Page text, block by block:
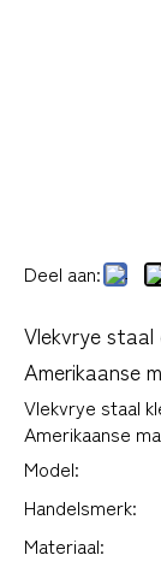
Deel aan:
Vlekvrye staal
Amerikaanse
Vlekvrye staal
Amerikaanse
Model:
Handelsmerk:
Materiaal: